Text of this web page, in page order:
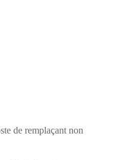
de remplaçant non